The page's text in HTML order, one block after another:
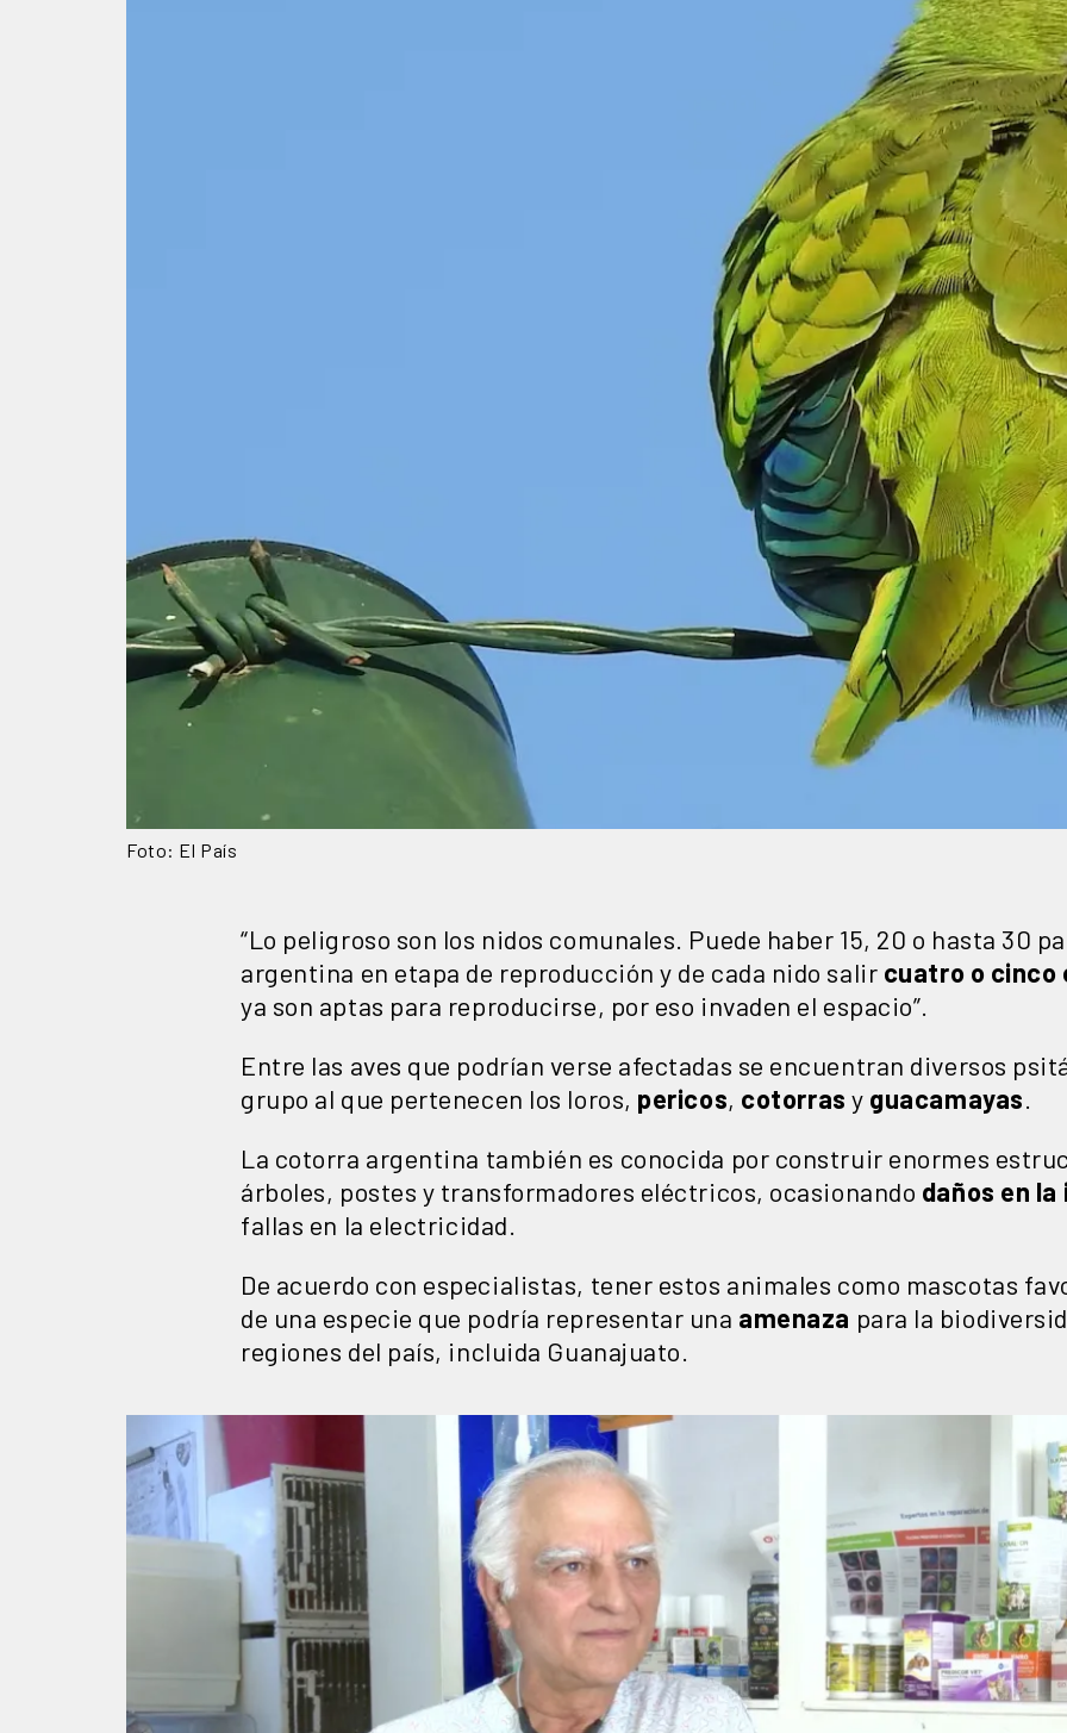
Foto: El País
“Lo peligroso son los nidos comunales. Puede haber 15, 20 o hasta 30
argentina en etapa de reproducción y de cada nido salir cuatro o cinco
ya son aptas para reproducirse, por eso invaden el espacio”.
Entre las aves que podrían verse afectadas se encuentran diversos
grupo al que pertenecen los loros, pericos, cotorras y guacamayas
La cotorra argentina también es conocida por construir enormes
árboles, postes y transformadores eléctricos, ocasionando daños en
fallas en la electricidad.
De acuerdo con especialistas, tener estos animales como mascotas
de una especie que podría representar una amenaza para la
regiones del país, incluida Guanajuato.